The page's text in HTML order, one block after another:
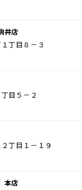
井店
丁目８－３
目５－２
丁目１－１９
本店